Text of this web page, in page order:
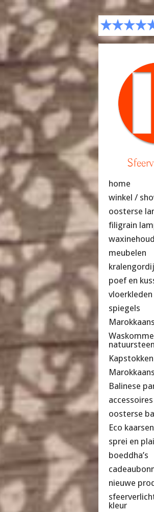
home
winkel /
oosterse
filigrain
meubelen
poef en
vloerkleden
spiegels
natuursteen
Balinese
accessoires
oosterse
Eco
sprei en
boeddha’s
nieuwe
kleur